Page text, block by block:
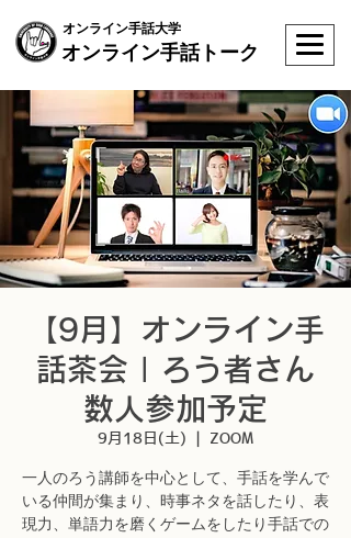
オンライン手話大学
オンライン手話トーク
【9月】オンライン手
話茶会 | ろう者さん
数人参加予定
9月18日(土) ZOOM
一人のろう講師を中心として、手話を学んで
いる仲間が集まり、時事ネタを話したり、表
現力、単語力を磨くゲームをしたり手話での